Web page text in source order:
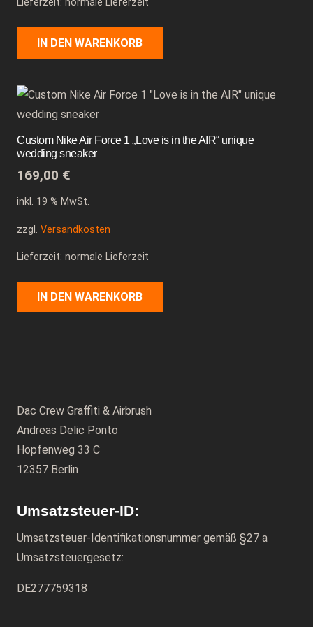
Lieferzeit: normale Lieferzeit
IN DEN WARENKORB
Custom Nike Air Force 1 „Love is in the AIR“ unique
wedding sneaker
169,00 €
inkl. 19 % MwSt.
zzgl. Versandkosten
Lieferzeit: normale Lieferzeit
IN DEN WARENKORB
Dac Crew Graffiti & Airbrush
Andreas Delic Ponto
Hopfenweg 33 C
12357 Berlin
Umsatzsteuer-ID:
Umsatzsteuer-Identifikationsnummer gemäß §27 a
Umsatzsteuergesetz:
DE277759318